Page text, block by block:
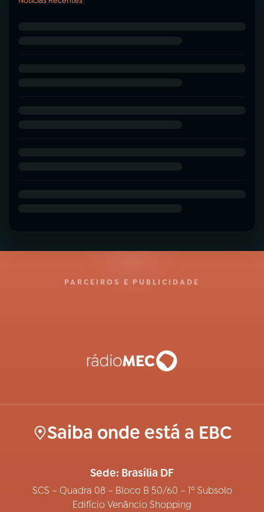
PARCEIROS E PUBLICIDADE
Saiba onde está a EBC
Sede: Brasília DF
SCS – Quadra 08 – Bloco B 50/60 – 1º Subsolo
Edifício Venâncio Shopping